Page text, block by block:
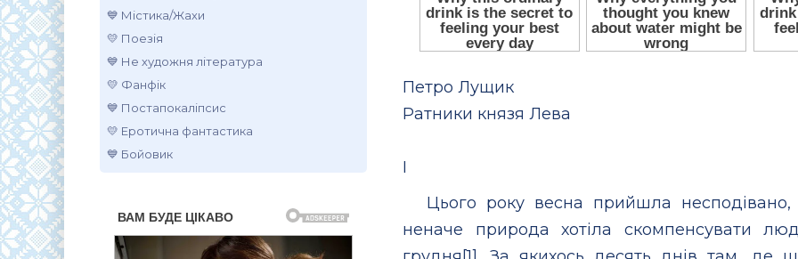
💙 Містика/Жахи
💛 Поезія
💙 Не художня література
💛 Фанфік
💙 Постапокаліпсис
💛 Еротична фантастика
💙 Бойовик
Петро Лущик
Ратники князя Лева
I
Цього року весна прийшла
неначе природа хотіла скомпенсувати